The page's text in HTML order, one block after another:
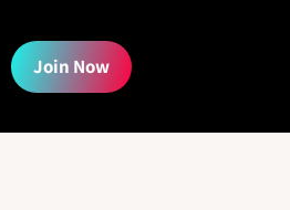
Join Now